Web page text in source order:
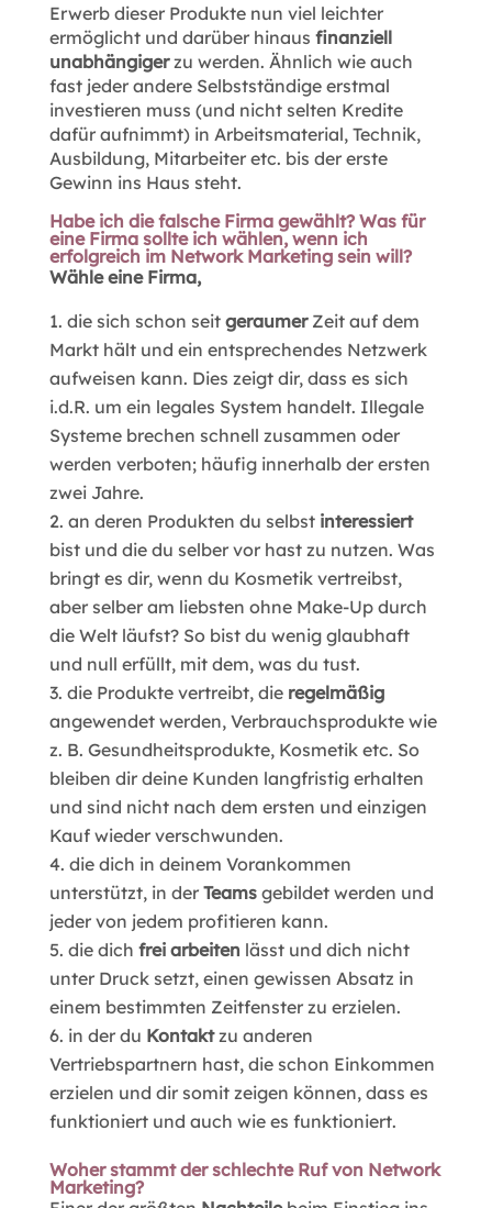
Erwerb dieser Produkte nun viel leichter
ermöglicht und darüber hinaus finanziell
unabhängigerzu werden. Ähnlich wie auch
fast jeder andere Selbstständige erstmal
investieren muss (und nicht selten Kredite
dafür aufnimmt) in Arbeitsmaterial, Technik,
Ausbildung, Mitarbeiter etc. bis der erste
Gewinn ins Haus steht.
Habe ich die falsche Firma gewählt? Was für
eine Firma sollte ich wählen, wenn ich
erfolgreich im Network Marketing sein will?
Wähle eine Firma,
die sich schon seit geraumerZeit auf dem
Markt hält und ein entsprechendes Netzwerk
aufweisen kann. Dies zeigt dir, dass es sich
i.d.R. um ein legales System handelt. Illegale
Systeme brechen schnell zusammen oder
werden verboten; häufig innerhalb der ersten
zwei Jahre.
an deren Produkten du selbst interessiert
bist und die du selber vor hast zu nutzen. Was
bringt es dir, wenn du Kosmetik vertreibst,
aber selber am liebsten ohne Make-Up durch
die Welt läufst? So bist du wenig glaubhaft
und null erfüllt, mit dem, was du tust.
die Produkte vertreibt, die regelmäßig
angewendet werden, Verbrauchsprodukte wie
z. B. Gesundheitsprodukte, Kosmetik etc. So
bleiben dir deine Kunden langfristig erhalten
und sind nicht nach dem ersten und einzigen
Kauf wieder verschwunden.
die dich in deinem Vorankommen
unterstützt, in der Teamsgebildet werden und
jeder von jedem profitieren kann.
die dich frei arbeiten lässt und dich nicht
unter Druck setzt, einen gewissen Absatz in
einem bestimmten Zeitfenster zu erzielen.
in der du Kontaktzu anderen
Vertriebspartnern hast, die schon Einkommen
erzielen und dir somit zeigen können, dass es
funktioniert und auch wie es funktioniert.
Woher stammt der schlechte Ruf von Network
Marketing?